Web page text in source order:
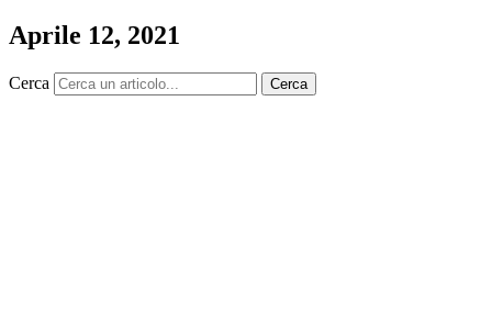
Aprile 12, 2021
Cerca Cerca